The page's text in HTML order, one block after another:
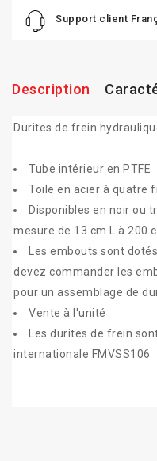
Support client
Description
Durites de frein
Tube intérieur en PTFE
Toile en acier à quatre
Disponibles en noir ou
mesure de 13 cm L à 200
Les embouts sont
devez commander les
pour un assemblage de
Vente à l'unité
Les durites de frein
internationale FMVSS106